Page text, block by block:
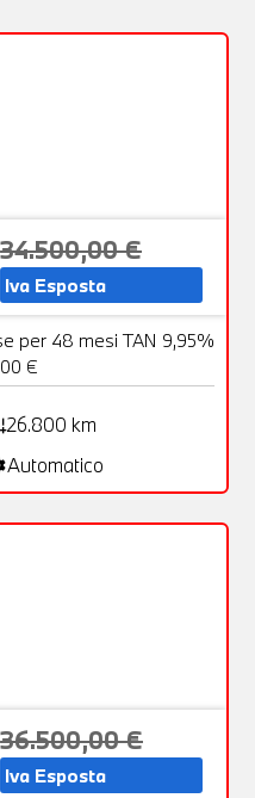
34.500,00 €
Iva Esposta
per 48 mesi TAN 9,95%
€
26.800 km
Automatico
36.500,00 €
Iva Esposta